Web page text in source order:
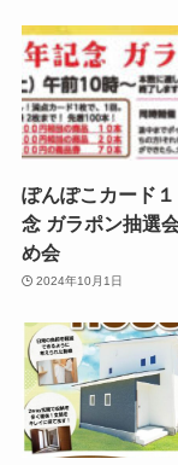
ぽんぽこカード
念 ガラポン抽選
め会
2024年10月1日